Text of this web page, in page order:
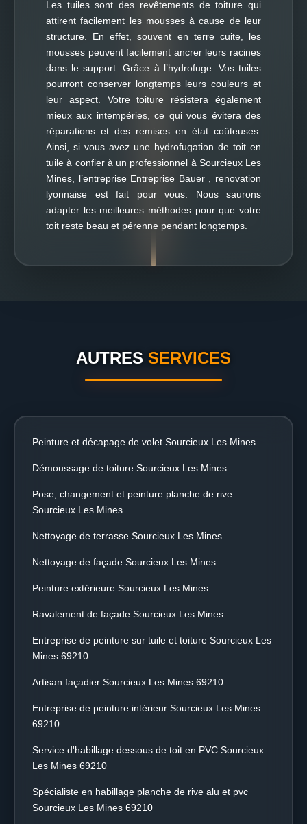
Les tuiles sont des revêtements de toiture qui
attirent facilement les mousses à cause de leur
structure. En effet, souvent en terre cuite, les
mousses peuvent facilement ancrer leurs racines
dans le support. Grâce à l’hydrofuge. Vos tuiles
pourront conserver longtemps leurs couleurs et
leur aspect. Votre toiture résistera également
mieux aux intempéries, ce qui vous évitera des
réparations et des remises en état coûteuses.
Ainsi, si vous avez une hydrofugation de toit en
tuile à confier à un professionnel à Sourcieux Les
Mines, l’entreprise Entreprise Bauer , renovation
lyonnaise est fait pour vous. Nous saurons
adapter les meilleures méthodes pour que votre
toit reste beau et pérenne pendant longtemps.
AUTRES SERVICES
Peinture et décapage de volet Sourcieux Les Mines
Démoussage de toiture Sourcieux Les Mines
Pose, changement et peinture planche de rive
Sourcieux Les Mines
Nettoyage de terrasse Sourcieux Les Mines
Nettoyage de façade Sourcieux Les Mines
Peinture extérieure Sourcieux Les Mines
Ravalement de façade Sourcieux Les Mines
Entreprise de peinture sur tuile et toiture Sourcieux Les
Mines 69210
Artisan façadier Sourcieux Les Mines 69210
Entreprise de peinture intérieur Sourcieux Les Mines
69210
Service d'habillage dessous de toit en PVC Sourcieux
Les Mines 69210
Spécialiste en habillage planche de rive alu et pvc
Sourcieux Les Mines 69210